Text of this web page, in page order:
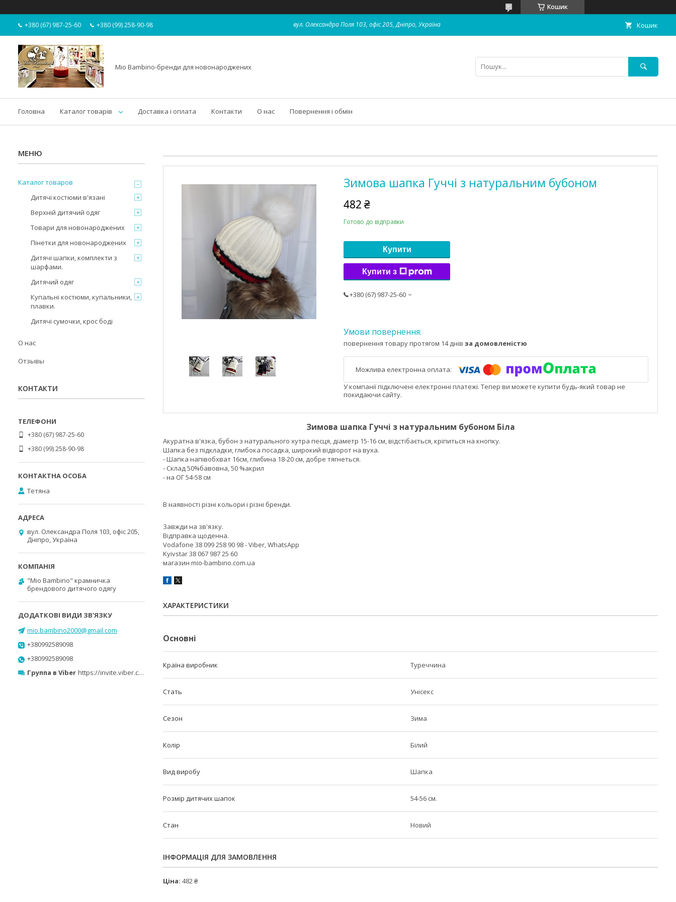
Кошик
+380 (67) 987-25-60 +380 (99) 258-90-98 вул. Олександра Поля 103, офіс 205, Дніпро, Україна Кошик
Mio Bambino-бренди для новонароджених
Головна Каталог товарів Доставка і оплата Контакти О нас Повернення і обмін
Зимова шапка Гуччі з натуральним бубоном
482 ₴
Готово до відправки
Купити
Купити з
+380 (67) 987-25-60
повернення товару протягом 14 днів за домовленістю
У компанії підключені електронні платежі. Тепер ви можете купити будь-який товар не
покидаючи сайту.
Зимова шапка Гуччі з натуральним бубоном Біла
Акуратна в'язка, бубон з натурального хутра песця, діаметр 15-16 см, відстібається, кріпиться на кнопку.
Шапка без підкладки, глибока посадка, широкий відворот на вуха.
- Шапка напівобхват 16см, глибина 18-20 см, добре тягнеться.
- Склад 50%бавовна, 50 %акрил
- на ОГ 54-58 см
В наявності різні кольори і різні бренди.
Завжди на зв'язку.
Відправка щоденна.
Vodafone 38 099 258 90 98 - Viber, WhatsApp
Kyivstar 38 067 987 25 60
магазин mio-bambino.com.ua
ХАРАКТЕРИСТИКИ
Основні
Країна виробник Туреччина
Стать Унісекс
Сезон Зима
Колір Білий
Вид виробу Шапка
Розмір дитячих шапок 54-56 см.
Стан Новий
ІНФОРМАЦІЯ ДЛЯ ЗАМОВЛЕННЯ
Ціна: 482 ₴
Каталог товаров
Дитячі костюми в'язані
Верхній дитячий одяг
Товари для новонароджених
Пінетки для новонароджених
Дитячі шапки, комплекти з
шарфами.
Дитячий одяг
Купальні костюми, купальники,
плавки.
Дитячі сумочки, крос боді
О нас
Отзывы
КОНТАКТИ
+380 (67) 987-25-60
+380 (99) 258-90-98
Тетяна
вул. Олександра Поля 103, офіс 205,
Дніпро, Україна
"Mio Bambino" крамничка
брендового дитячого одягу
mio.bambino2000@gmail.com
+380992589098
+380992589098
Группа в Viber https://invite.viber.com/?g2=AQB0ufind8ISw0sgsCGhsNIX5ImUbR0nGBbftYNtUVQBrgNxagmexD00%2Bpyk6WYC